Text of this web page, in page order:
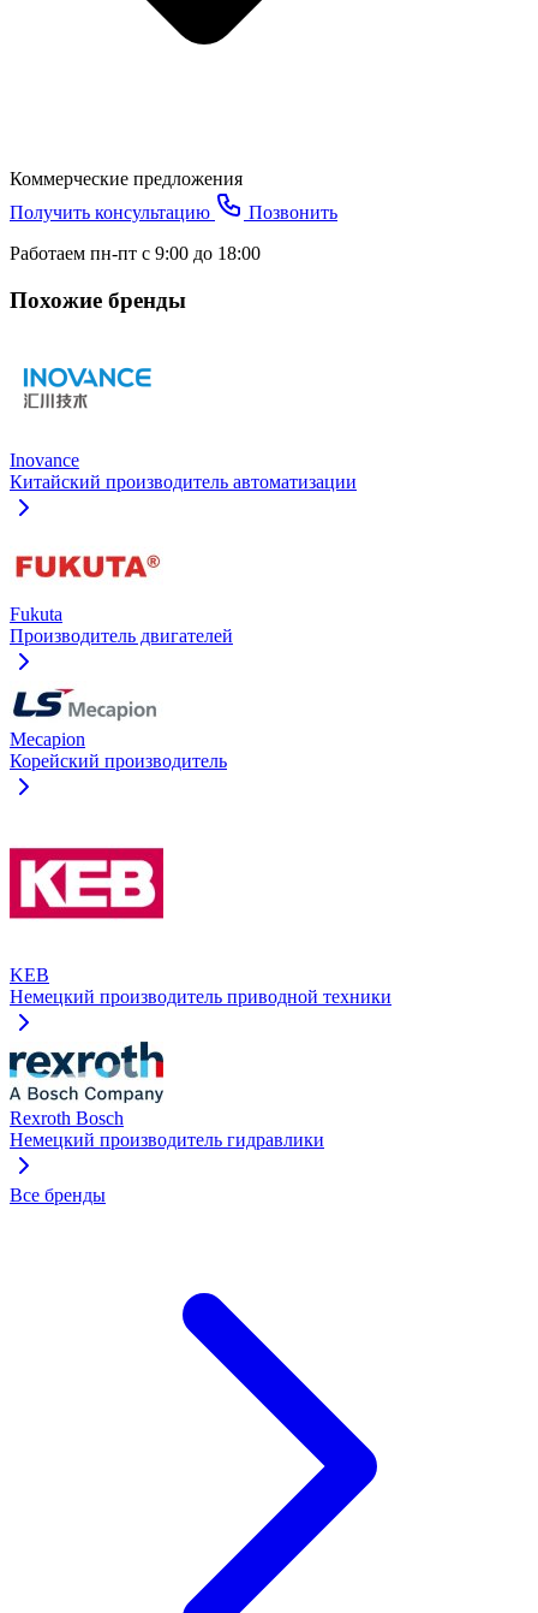
Коммерческие предложения
Получить консультацию
Позвонить
Работаем пн-пт с 9:00 до 18:00
Похожие бренды
Inovance
Китайский производитель автоматизации
Fukuta
Производитель двигателей
Mecapion
Корейский производитель
KEB
Немецкий производитель приводной техники
Rexroth Bosch
Немецкий производитель гидравлики
Все бренды